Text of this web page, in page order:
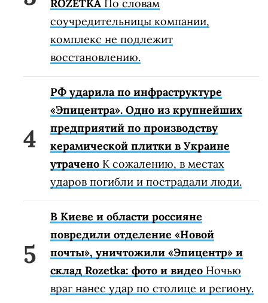
ROZETKA По словам
соучредительницы компании,
комплекс не подлежит
восстановлению.
РФ ударила по инфраструктуре
«Эпицентра». Одно из крупнейших
предприятий по производству
керамической плитки в Украине
утрачено К сожалению, в местах
ударов погибли и пострадали люди.
В Киеве и области россияне
повредили отделение «Новой
почты», уничтожили «Эпицентр» и
склад Rozetka: фото и видео Ночью
враг нанес удар по столице и региону.